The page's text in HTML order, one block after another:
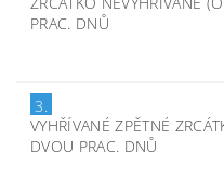
PRAC. DNŮ
3.
VYHŘÍVANÉ ZPĚTNÉ
DVOU PRAC. DNŮ